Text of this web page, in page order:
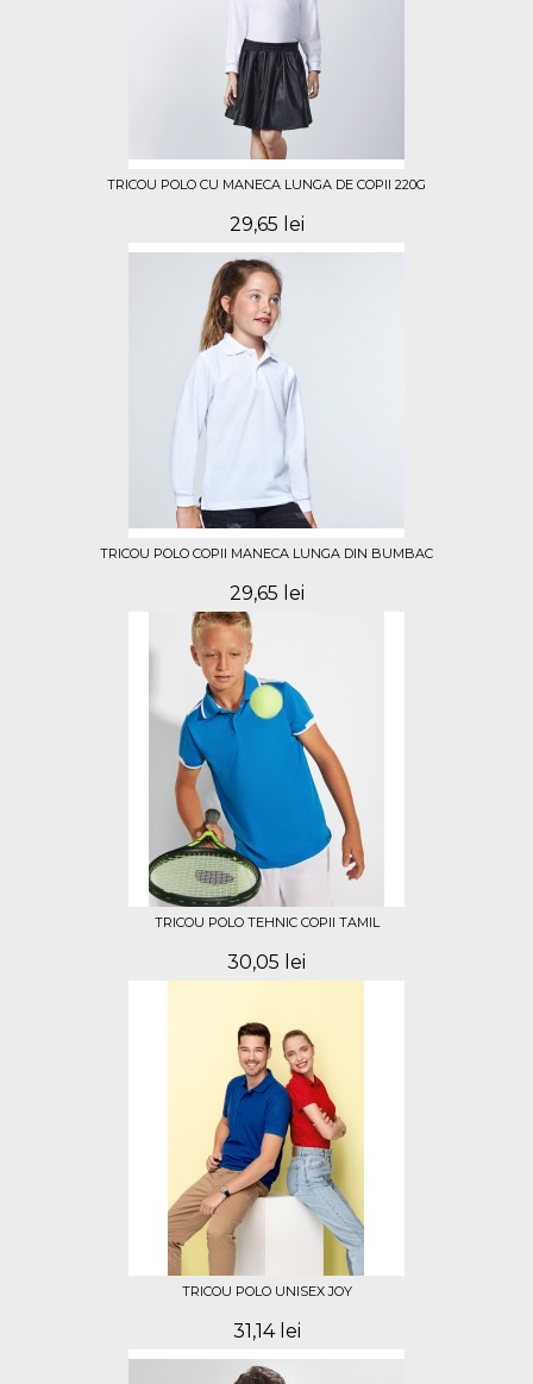
TRICOU POLO CU MANECA LUNGA DE COPII 220G
29,65 lei
TRICOU POLO COPII MANECA LUNGA DIN BUMBAC
29,65 lei
TRICOU POLO TEHNIC COPII TAMIL
30,05 lei
TRICOU POLO UNISEX JOY
31,14 lei